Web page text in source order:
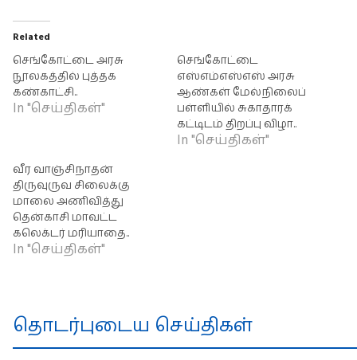
Related
செங்கோட்டை அரசு
நூலகத்தில் புத்தக
கண்காட்சி..
In "செய்திகள்"
செங்கோட்டை
எஸ்எம்எஸ்எஸ் அரசு
ஆண்கள் மேல்நிலைப்
பள்ளியில் சுகாதாரக்
கட்டிடம் திறப்பு விழா..
In "செய்திகள்"
வீர வாஞ்சிநாதன்
திருவுருவ சிலைக்கு
மாலை அணிவித்து
தென்காசி மாவட்ட
கலெக்டர் மரியாதை..
In "செய்திகள்"
தொடர்புடைய செய்திகள்